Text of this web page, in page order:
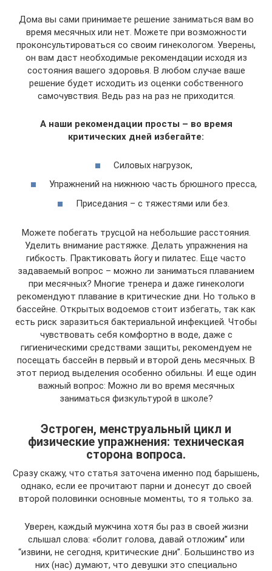
Дома вы сами принимаете решение заниматься вам во
время месячных или нет. Можете при возможности
проконсультироваться со своим гинекологом. Уверены,
он вам даст необходимые рекомендации исходя из
состояния вашего здоровья. В любом случае ваше
решение будет исходить из оценки собственного
самочувствия. Ведь раз на раз не приходится.
А наши рекомендации просты – во время
критических дней избегайте:
Силовых нагрузок,
Упражнений на нижнюю часть брюшного пресса,
Приседания – с тяжестями или без.
Можете побегать трусцой на небольшие расстояния.
Уделить внимание растяжке. Делать упражнения на
гибкость. Практиковать йогу и пилатес. Еще часто
задаваемый вопрос – можно ли заниматься плаванием
при месячных? Многие тренера и даже гинекологи
рекомендуют плавание в критические дни. Но только в
бассейне. Открытых водоемов стоит избегать, так как
есть риск заразиться бактериальной инфекцией. Чтобы
чувствовать себя комфортно в воде, даже с
гигиеническими средствами защиты, рекомендуем не
посещать бассейн в первый и второй день месячных. В
этот период выделения особенно обильны. И еще один
важный вопрос: Можно ли во время месячных
заниматься физкультурой в школе?
Эстроген, менструальный цикл и
физические упражнения: техническая
сторона вопроса.
Сразу скажу, что статья заточена именно под барышень,
однако, если ее прочитают парни и донесут до своей
второй половинки основные моменты, то я только за.
Уверен, каждый мужчина хотя бы раз в своей жизни
слышал слова: «болит голова, давай отложим” или
“извини, не сегодня, критические дни”. Большинство из
них (нас) думают, что девушки это специально